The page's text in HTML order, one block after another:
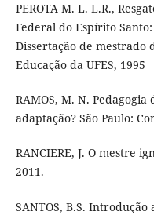
PEROTA M. L. L.R.,
Federal do Espírito
Dissertação de mestrado
Educação da UFES, 1995
RAMOS, M. N.
adaptação? São Paulo:
RANCIERE, J. O mestre
2011.
SANTOS, B.S.